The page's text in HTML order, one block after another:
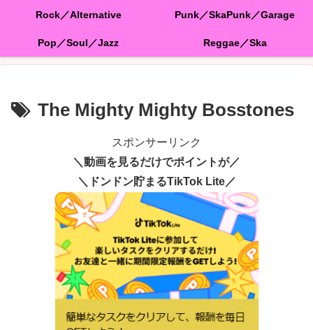
Rock／Alternative Punk／SkaPunk／Garage
Pop／Soul／Jazz Reggae／Ska
The Mighty Mighty Bosstones
スポンサーリンク
＼動画を見るだけでポイントが／
＼ドンドン貯まるTikTok Lite／